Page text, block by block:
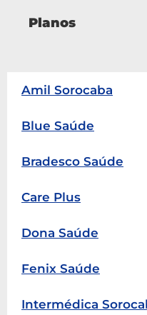
Planos
Amil Sorocaba
Blue Saúde
Bradesco Saúde
Care Plus
Dona Saúde
Fenix Saúde
Intermédica